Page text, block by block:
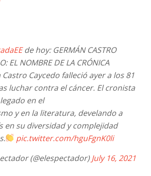
de hoy: GERMÁN CASTRO
EL NOMBRE DE LA CRÓNICA
Castro Caycedo falleció ayer a los 81
luchar contra el cáncer. El cronista
en el
y en la literatura, develando a
en su diversidad y complejidad
pic.twitter.com/hguFgnK0li
(@elespectador)July 16, 2021